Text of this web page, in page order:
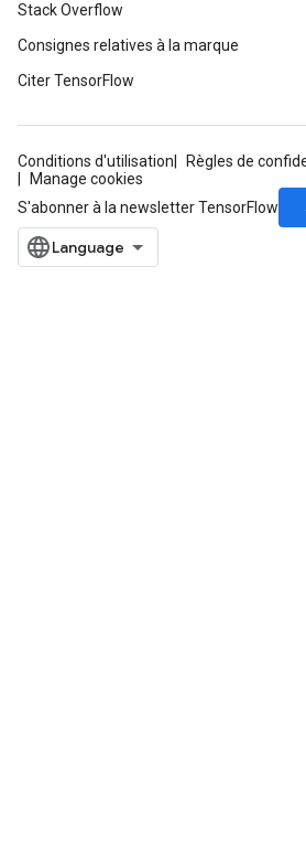
Stack Overflow
Consignes relatives à la marque
Citer TensorFlow
Conditions d'utilisation
Règles de
Manage cookies
S'abonner à la newsletter TensorFlow